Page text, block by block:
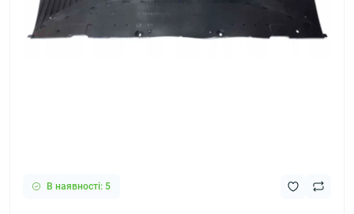
В наявності: 5